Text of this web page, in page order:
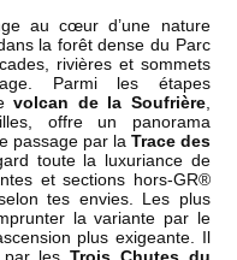
au cœur d’une nature
la forêt dense du Parc
rivières et sommets
Parmi les étapes
volcan de la Soufrière,
offre un panorama
passage par la Trace des
toute la luxuriance de
et sections hors-GR®
tes envies. Les plus
la variante par le
plus exigeante. Il